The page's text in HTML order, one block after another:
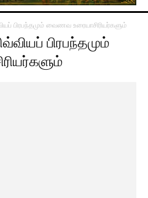
பிரபந்தமும் வைணவ உரையாசிரியர்களும்
பிரபந்தமும்